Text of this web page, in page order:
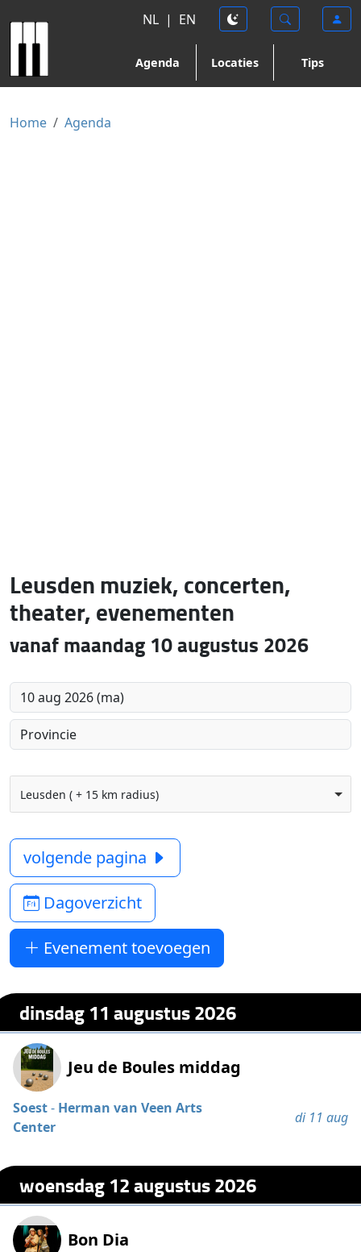
NL | EN
Agenda Locaties Tips
Home Agenda
Leusden muziek, concerten,
theater, evenementen
vanaf maandag 10 augustus 2026
Leusden ( + 15 km radius)
volgende pagina
Dagoverzicht
Evenement toevoegen
dinsdag 11 augustus 2026
Jeu de Boules middag
Soest- Herman van Veen Arts
Center
di 11 aug
woensdag 12 augustus 2026
Bon Dia